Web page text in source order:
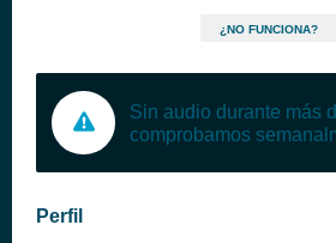
¿NO FUNCIONA?
Sin audio durante más
comprobamos
Perfil